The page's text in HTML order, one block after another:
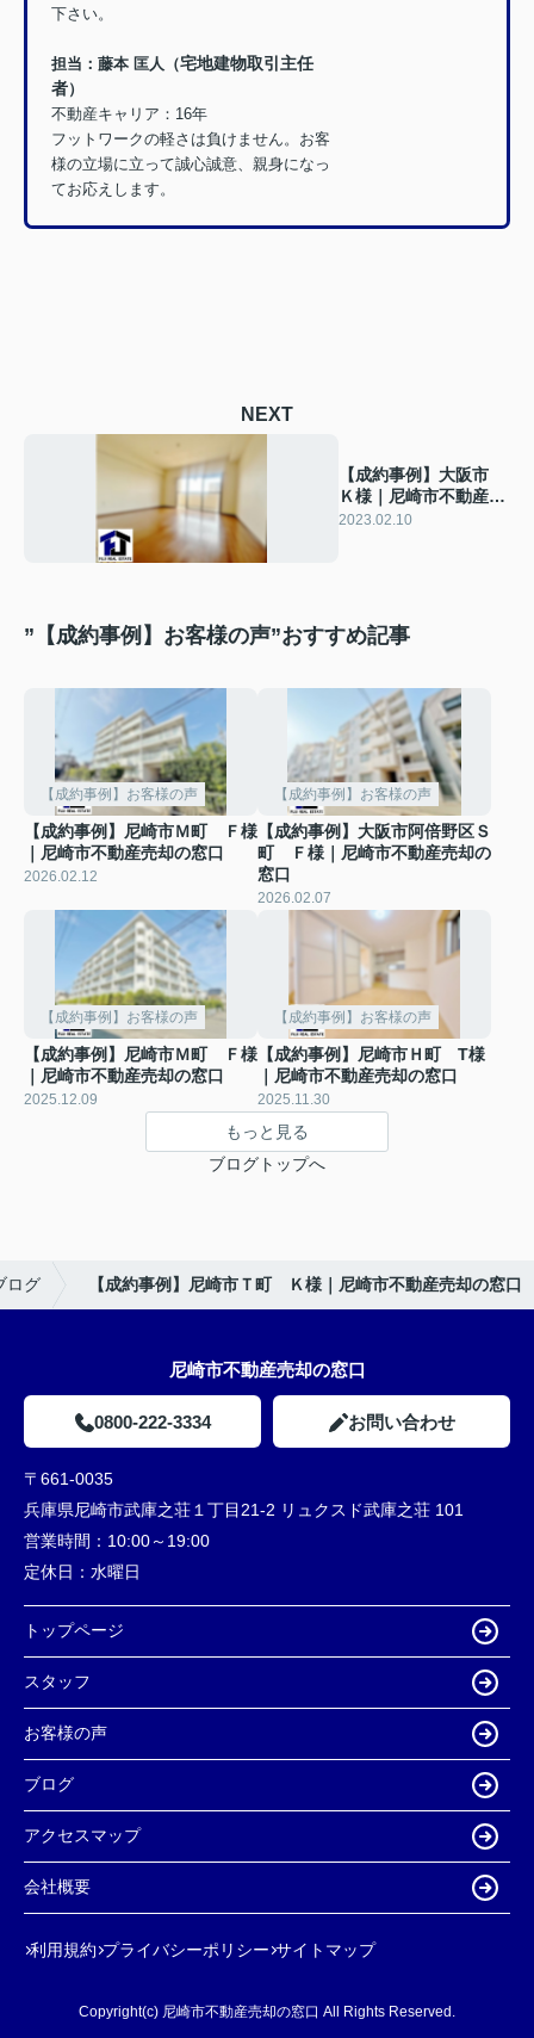
下さい。
担当： 藤本 匡人（宅地建物取引主任
者）
不動産キャリア：16年
フットワークの軽さは負けません。お客
様の立場に立って誠心誠意、親身になっ
てお応えします。
NEXT
【成約事例】大阪市
Ｋ様｜尼崎市不動産売
却の窓口
2023.02.10
”【成約事例】お客様の声”おすすめ記事
【成約事例】お客様の声
【成約事例】尼崎市Ｍ町 Ｆ様
｜尼崎市不動産売却の窓口
2026.02.12
【成約事例】お客様の声
【成約事例】大阪市阿倍野区Ｓ
町 Ｆ様｜尼崎市不動産売却の
窓口
2026.02.07
【成約事例】お客様の声
【成約事例】尼崎市Ｍ町 Ｆ様
｜尼崎市不動産売却の窓口
2025.12.09
【成約事例】お客様の声
【成約事例】尼崎市Ｈ町 T様
｜尼崎市不動産売却の窓口
2025.11.30
もっと見る
ブログトップへ
ログ 【成約事例】尼崎市Ｔ町 Ｋ様｜尼崎市不動産売却の窓口
尼崎市不動産売却の窓口
0800-222-3334 お問い合わせ
〒661-0035
兵庫県尼崎市武庫之荘１丁目21-2 リュクスド武庫之荘 101
営業時間： 10:00～19:00
定休日： 水曜日
トップページ
スタッフ
お客様の声
ブログ
アクセスマップ
会社概要
利用規約 プライバシーポリシー サイトマップ
Copyright(c) 尼崎市不動産売却の窓口 All Rights Reserved.